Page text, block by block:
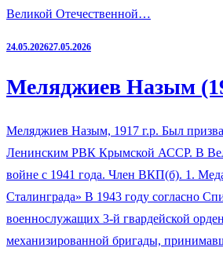
Великой Отечественной…
24.05.202627.05.2026
Меляджиев Назым
Меляджиев Назым, 1917 г.р. Был
Ленинским РВК Крымской АССР. В
войне с 1941 года. Член ВКП(б). 1.
Сталинграда» В 1943 году согласно
военнослужащих 3-й гвардейской
механизированной бригады,